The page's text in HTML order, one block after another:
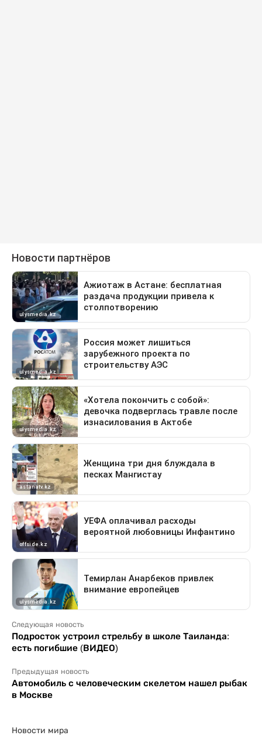
Следующая новость
Подросток устроил стрельбу в школе Таиланда:
есть погибшие (ВИДЕО)
Предыдущая новость
Автомобиль с человеческим скелетом нашел рыбак
в Москве
Новости мира